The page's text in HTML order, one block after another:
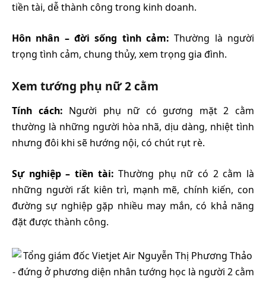
tiền tài, dễ thành công trong kinh doanh.
Hôn nhân – đời sống tình cảm: Thường là người
trọng tình cảm, chung thủy, xem trọng gia đình.
Xem tướng phụ nữ 2 cằm
Tính cách: Người phụ nữ có gương mặt 2 cằm
thường là những người hòa nhã, dịu dàng, nhiệt tình
nhưng đôi khi sẽ hướng nội, có chút rụt rè.
Sự nghiệp – tiền tài: Thường phụ nữ có 2 cằm là
những người rất kiên trì, mạnh mẽ, chính kiến, con
đường sự nghiệp gặp nhiều may mắn, có khả năng
đặt được thành công.